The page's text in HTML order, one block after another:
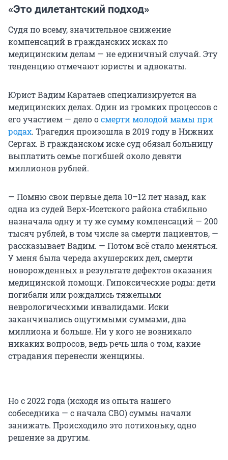
«Это дилетантский подход»
Судя по всему, значительное снижение
компенсаций в гражданских исках по
медицинским делам — не единичный случай. Эту
тенденцию отмечают юристы и адвокаты.
Юрист Вадим Каратаев специализируется на
медицинских делах. Один из громких процессов с
его участием — дело осмерти молодой мамы при
родах. Трагедия произошла в 2019 году в Нижних
Сергах. В гражданском иске суд обязал больницу
выплатить семье погибшей около девяти
миллионов рублей.
— Помню свои первые дела 10–12 лет назад, как
одна из судей Верх-Исетского района стабильно
назначала одну и ту же сумму компенсаций — 200
тысяч рублей, в том числе за смерти пациентов, —
рассказывает Вадим. — Потом всё стало меняться.
У меня была череда акушерских дел, смерти
новорожденных в результате дефектов оказания
медицинской помощи. Гипоксические роды: дети
погибали или рождались тяжелыми
неврологическими инвалидами. Иски
заканчивались ощутимыми суммами, два
миллиона и больше. Ни у кого не возникало
никаких вопросов, ведь речь шла о том, какие
страдания перенесли женщины.
Но с 2022 года (исходя из опыта нашего
собеседника — с начала СВО) суммы начали
занижать. Происходило это потихоньку, одно
решение за другим.